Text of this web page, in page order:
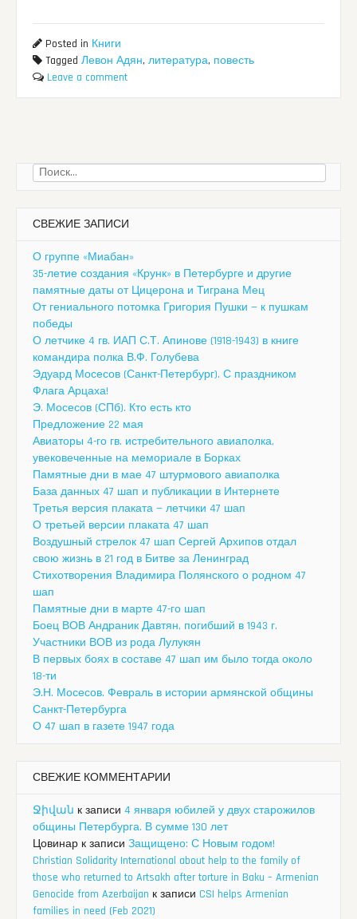
Posted in Книги
TaggedЛевон Адян,литература, повесть
Leave a comment
Найти:
СВЕЖИЕ ЗАПИСИ
О группе «Миабан»
35-летие создания «Крунк» в Петербурге и другие
памятные даты от Цицерона и Тиграна Мец
От гениального потомка Григория Пушки — к пушкам
победы
О летчике 4 гв. ИАП С.Т. Апинове (1918-1943) в книге
командира полка В.Ф. Голубева
Эдуард Мосесов (Санкт-Петербург). С праздником
Флага Арцаха!
Э. Мосесов (СПб). Кто есть кто
Предложение 22 мая
Авиаторы 4-го гв. истребительного авиаполка,
увековеченные на мемориале в Борках
Памятные дни в мае 47 штурмового авиаполка
База данных 47 шап и публикации в Интернете
Третья версия плаката — летчики 47 шап
О третьей версии плаката 47 шап
Воздушный стрелок 47 шап Сергей Архипов отдал
свою жизнь в 21 год в Битве за Ленинград
Стихотворения Владимира Полянского о родном 47
шап
Памятные дни в марте 47-го шап
Боец ВОВ Андраник Давтян, погибший в 1943 г.
Участники ВОВ из рода Лулукян
В первых боях в составе 47 шап им было тогда около
18-ти
Э.Н. Мосесов. Февраль в истории армянской общины
Санкт-Петербурга
О 47 шап в газете 1947 года
СВЕЖИЕ КОММЕНТАРИИ
Ջիվան к записи 4 января юбилей у двух старожилов
общины Петербурга. В сумме 130 лет
Цовинар к записи Защищено: С Новым годом!
Christian Solidarity International about help to the family of
those who returned to Artsakh after torture in Baku – Armenian
Genocide from Azerbaijan к записи CSI helps Armenian
families in need (Feb 2021)